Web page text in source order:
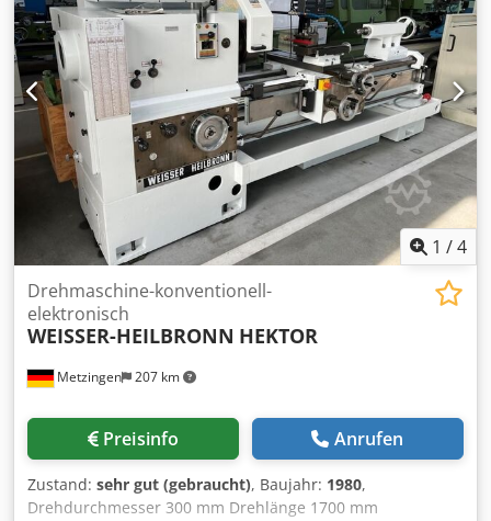
1 /4
Metzingen 207 km
Drehmaschine-konventionell-
elektronisch
WEISSER-HEILBRONN HEKTOR
Preisinfo Anrufen
Zustand: sehr gut (gebraucht), Baujahr: 1980,
Drehdurchmesser 300 mm Drehlänge 1700 mm